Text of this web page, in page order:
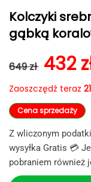
Kolczyki
gąbką
Cena
649 zł Cena
432
Zaoszczędź teraz
Cena sprzedaży
Z wliczonym
wysyłka Gratis 💳
pobraniem również